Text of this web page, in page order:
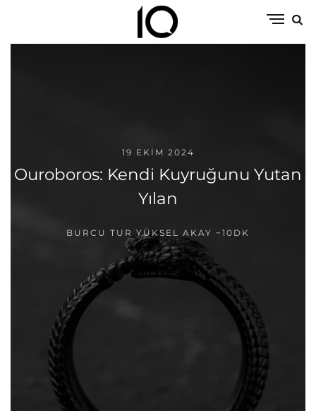
19 EKIM 2024
Ouroboros: Kendi Kuyruğunu Yutan
Yılan
BURCU TUR YÜKSEL AKAY ~10DK